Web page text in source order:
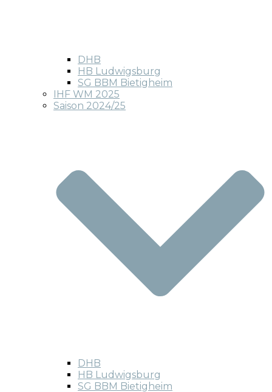
DHB
HB Ludwigsburg
SG BBM Bietigheim
IHF WM 2025
Saison 2024/25
DHB
HB Ludwigsburg
SG BBM Bietigheim